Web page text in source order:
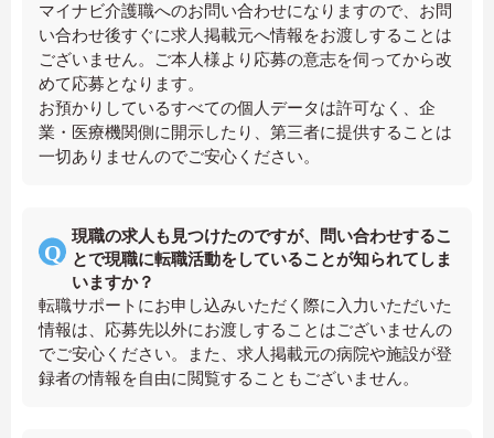
マイナビ介護職へのお問い合わせになりますので、お問
い合わせ後すぐに求人掲載元へ情報をお渡しすることは
ございません。ご本人様より応募の意志を伺ってから改
めて応募となります。
お預かりしているすべての個人データは許可なく、企
業・医療機関側に開示したり、第三者に提供することは
一切ありませんのでご安心ください。
現職の求人も見つけたのですが、問い合わせするこ
とで現職に転職活動をしていることが知られてしま
いますか？
転職サポートにお申し込みいただく際に入力いただいた
情報は、応募先以外にお渡しすることはございませんの
でご安心ください。また、求人掲載元の病院や施設が登
録者の情報を自由に閲覧することもございません。